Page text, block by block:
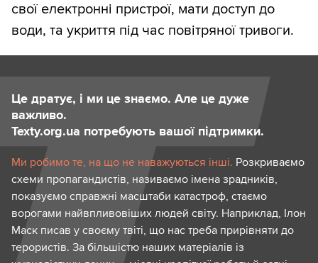
свої електронні пристрої, мати доступ до
води, та укриття під час повітряної тривоги.
Це дратує, і ми це знаємо. Але це дуже
важливо.
Texty.org.ua потребують вашої підтримки.
Ми робимо те, на що не наважуються інші. Розкриваємо
схеми пропагандистів, називаємо імена зрадників,
показуємо справжні масштаби катастроф, стаємо
ворогами найвпливовіших людей світу. Наприклад, Ілон
Маск писав у своєму твіті, що нас треба прирівняти до
терористів. За більшістю наших матеріалів із